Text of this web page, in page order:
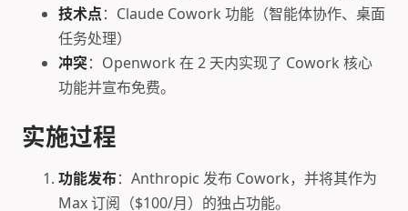
技术点：Claude Cowork 功能（智能体协作、桌面
任务处理）
冲突：Openwork 在 2 天内实现了 Cowork 核心
功能并宣布免费。
实施过程
功能发布：Anthropic 发布 Cowork，并将其作为
Max 订阅（$100/月）的独占功能。